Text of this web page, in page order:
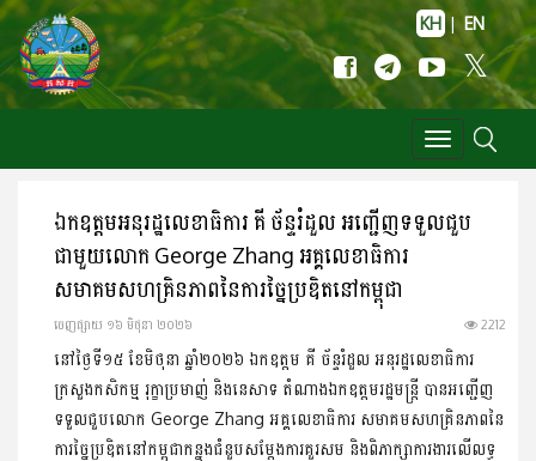
KH | EN
Toggle
navigation
ឯកឧត្តមអនុរដ្ឋលេខាធិការ គី ច័ន្ទរំដួល អញ្ជើញទទួលជួប
ជាមួយលោក George Zhang អគ្គលេខាធិការ
សមាគមសហគ្រិនភាពនៃការច្នៃប្រឌិតនៅកម្ពុជា
ចេញ​ផ្សាយ​ ១៦ មិថុនា ២០២៦ 2212
នៅថ្ងៃទី១៥ ខែមិថុនា ឆ្នាំ២០២៦ ឯកឧត្តម គី ច័ន្ទរំដួល អនុរដ្ឋលេខាធិការ
ក្រសួងកសិកម្ម រុក្ខាប្រមាញ់ និងនេសាទ តំណាងឯកឧត្តមរដ្ឋមន្រ្តី បានអញ្ជើញ
ទទួលជួបលោក George Zhang អគ្គលេខាធិការ សមាគមសហគ្រិនភាពនៃ
ការច្នៃប្រឌិតនៅកម្ពុជាកន្នុងជំនួបសម្តែងការគួរសម និងពិភាក្សាការងារលើលទ្ធ